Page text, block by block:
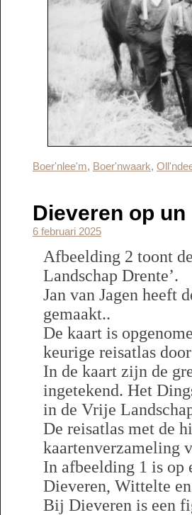
Boer'nlee'm, Boer'nwaark,
Dieveren op
6 februari 2025
Afbeelding 2 toont
Landschap Drente’.
Jan van Jagen heeft
gemaakt..
De kaart is
keurige reisatlas
In de kaart zijn de
ingetekend. Het
in de Vrije
De reisatlas met de
kaartenverzameling
In afbeelding 1 is op
Dieveren, Wittelte
Bij Dieveren is een